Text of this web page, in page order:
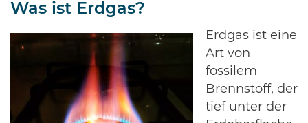
Was ist Erdgas?
Erdgas ist eine
Art von
fossilem
Brennstoff, der
tief unter der